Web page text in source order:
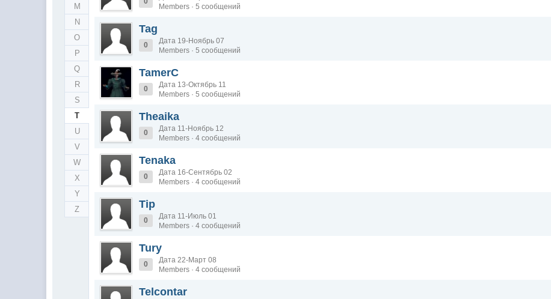
M
N
O
P
Q
R
S
T
U
V
W
X
Y
Z
Members · 5 сообщений
Tag
0
Дата 19-Ноябрь 07
Members · 5 сообщений
TamerC
0
Дата 13-Октябрь 11
Members · 5 сообщений
Theaika
0
Дата 11-Ноябрь 12
Members · 4 сообщений
Tenaka
0
Дата 16-Сентябрь 02
Members · 4 сообщений
Tip
0
Дата 11-Июль 01
Members · 4 сообщений
Tury
0
Дата 22-Март 08
Members · 4 сообщений
Telcontar